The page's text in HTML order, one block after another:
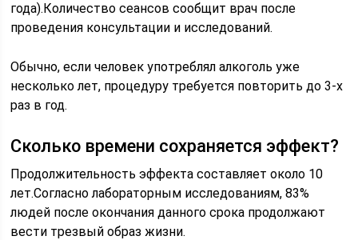
года).Количество сеансов сообщит врач после
проведения консультации и исследований.
Обычно, если человек употреблял алкоголь уже
несколько лет, процедуру требуется повторить до 3-х
раз в год.
Сколько времени сохраняется эффект?
Продолжительность эффекта составляет около 10
лет.Согласно лабораторным исследованиям, 83%
людей после окончания данного срока продолжают
вести трезвый образ жизни.